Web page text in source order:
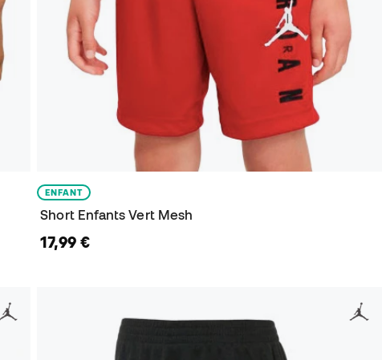
ENFANT
Short Enfants Vert Mesh
17,99 €